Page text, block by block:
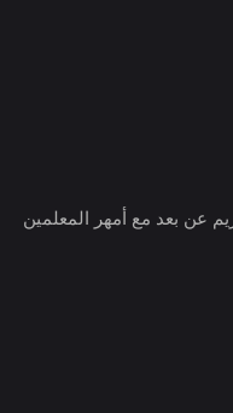
عن بعد مع أمهر المعلمين